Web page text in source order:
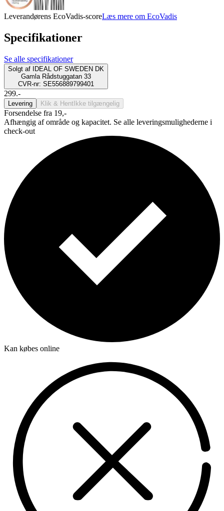
Leverandørens EcoVadis-scoreLæs mere om EcoVadis
Specifikationer
Se alle specifikationer
Solgt af
IDEAL OF SWEDEN DK
Gamla Rådstuggatan 33
CVR-nr: SE556889799401
299.-
Levering Klik & Hent Ikke tilgængelig
Forsendelse fra 19,-
Afhængig af område og kapacitet. Se alle leveringsmulighederne i
check-out
Kan købes online